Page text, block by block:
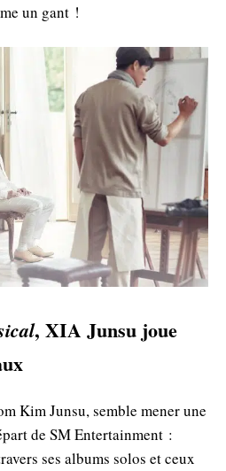
un gant !
, XIA Junsu joue
Kim Junsu, semble mener une
de SM Entertainment :
ses albums solos et ceux